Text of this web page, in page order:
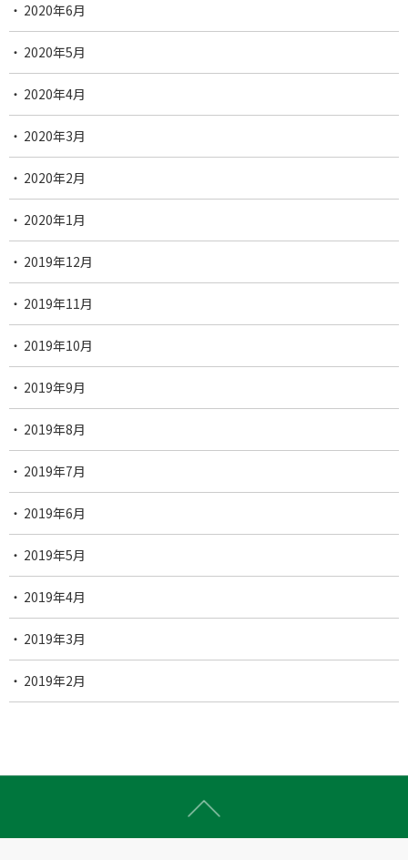
2020年6月
2020年5月
2020年4月
2020年3月
2020年2月
2020年1月
2019年12月
2019年11月
2019年10月
2019年9月
2019年8月
2019年7月
2019年6月
2019年5月
2019年4月
2019年3月
2019年2月